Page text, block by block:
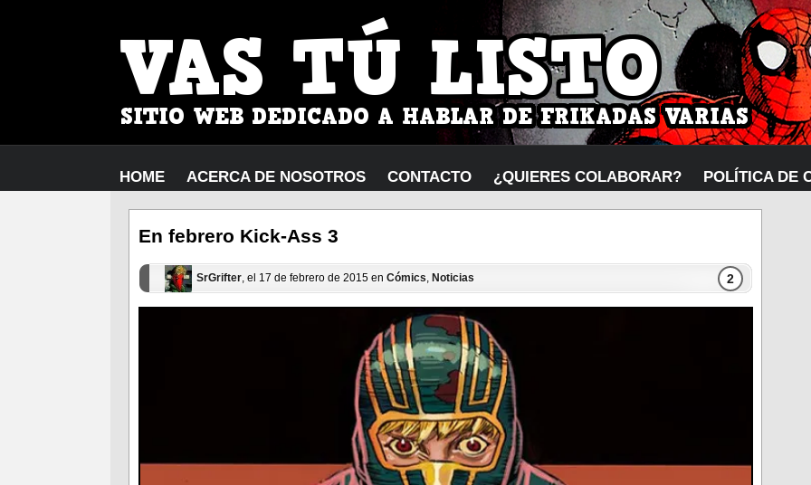
HOME ACERCA DE NOSOTROS CONTACTO ¿QUIERES COLABORAR? POLÍTICA DE
En febrero Kick-Ass 3
SrGrifter, el 17 de febrero de 2015 en Cómics, Noticias 2